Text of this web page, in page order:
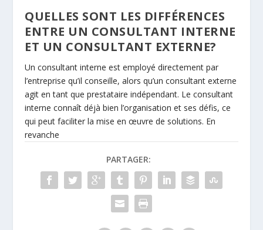
QUELLES SONT LES DIFFÉRENCES
ENTRE UN CONSULTANT INTERNE
ET UN CONSULTANT EXTERNE?
Un consultant interne est employé directement par
l’entreprise qu’il conseille, alors qu’un consultant externe
agit en tant que prestataire indépendant. Le consultant
interne connaît déjà bien l’organisation et ses défis, ce
qui peut faciliter la mise en œuvre de solutions. En
revanche
PARTAGER: